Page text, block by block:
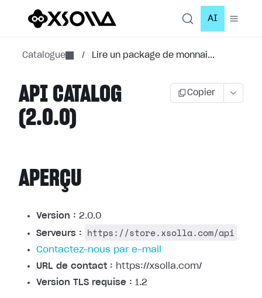
AI
Catalogue / Lire un package de monnai...
API CATALOG
(2.0.0)
Copier
APERÇU
Version : 2.0.0
Serveurs :
https://store.xsolla.com/api
Contactez-nous par e-mail
URL de contact : https://xsolla.com/
Version TLS requise : 1.2